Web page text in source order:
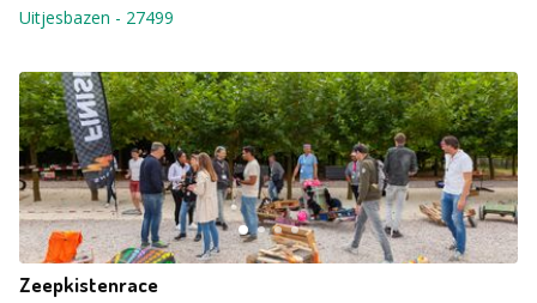
Uitjesbazen - 27499
Zeepkistenrace